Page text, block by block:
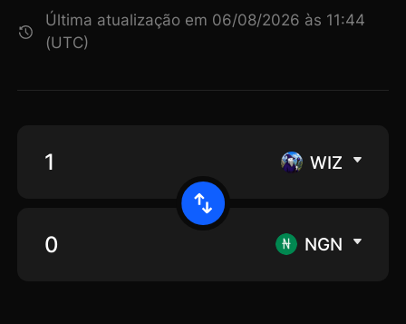
Última atualização em 06/08/2026 às 11:44
(UTC)
WIZ
NGN